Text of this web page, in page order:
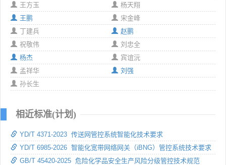
王方玉
杨天翔
王鹏
宋金峰
丁建兵
赵鹏
祝敬伟
刘忠全
杨杰
宾谊沅
孟祥华
刘强
孙长生
相近标准(计划)
YD/T 4371-2023 传送网管控系统智能化技术要求
YD/T 6985-2026 智能化宽带网络网关（iBNG）管控系统技术要求
GB/T 45420-2025 危险化学品安全生产风险分级管控技术规范